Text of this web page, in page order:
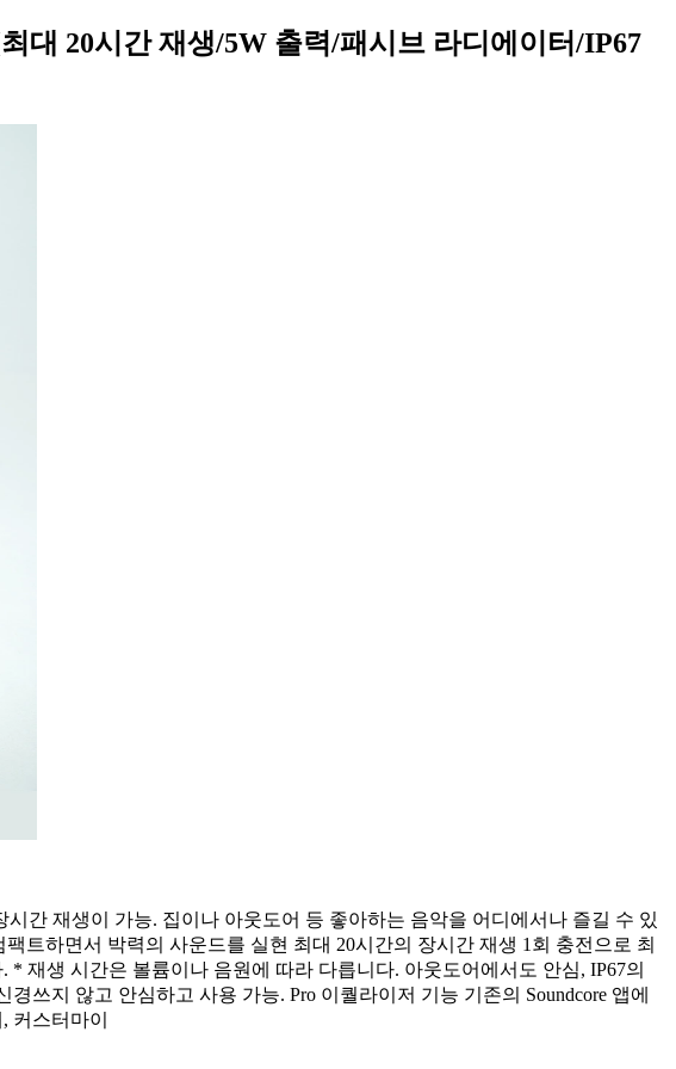
대 20시간 재생/5W 출력/패시브 라디에이터/IP67
간 재생이 가능. 집이나 아웃도어 등 좋아하는 음악을 어디에서나 즐길 수 있
트하면서 박력의 사운드를 실현 최대 20시간의 장시간 재생 1회 충전으로 최
재생 시간은 볼륨이나 음원에 따라 다릅니다. 아웃도어에서도 안심, IP67의
쓰지 않고 안심하고 사용 가능. Pro 이퀄라이저 기능 기존의 Soundcore 앱에
커스터마이